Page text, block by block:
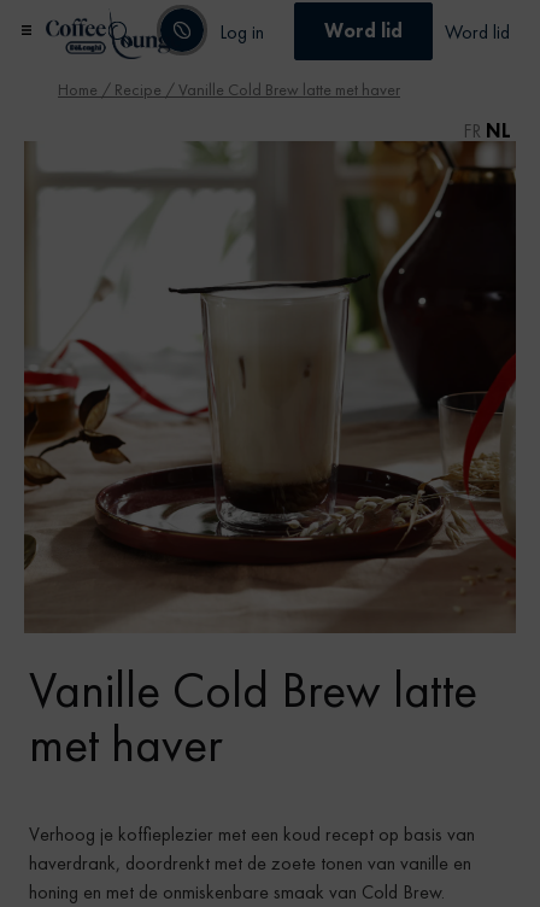
Log in Word lid Word lid
FR NL
Home / Recipe / Vanille Cold Brew latte met haver
Vanille Cold Brew latte
met haver
Verhoog je koffieplezier met een koud recept op basis van
haverdrank, doordrenkt met de zoete tonen van vanille en
honing en met de onmiskenbare smaak van Cold Brew.